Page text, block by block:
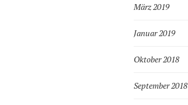
März 2019
Januar 2019
Oktober 2018
September 2018